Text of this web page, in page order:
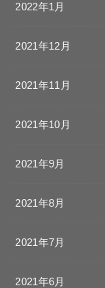
2022年1月
2021年12月
2021年11月
2021年10月
2021年9月
2021年8月
2021年7月
2021年6月